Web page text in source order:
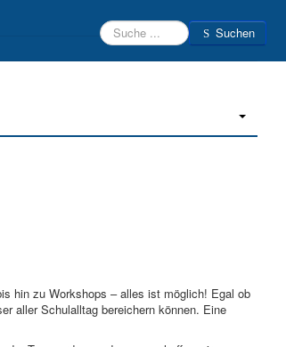
Suchen Suchen
hin zu Workshops – alles ist möglich! Egal ob
aller Schulalltag bereichern können. Eine